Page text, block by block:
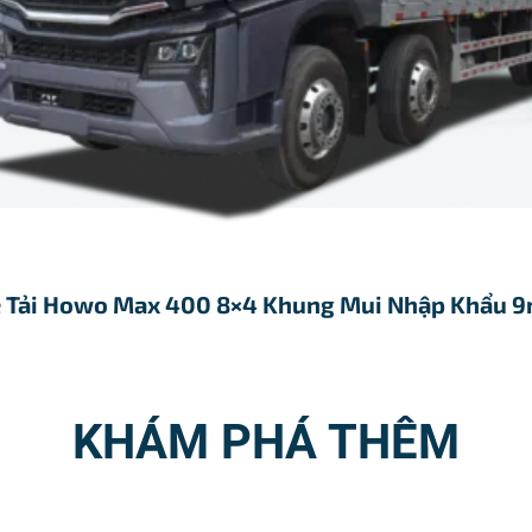
Tải Howo Max 400 8×4 Khung Mui Nhập Khẩu
KHÁM PHÁ THÊM